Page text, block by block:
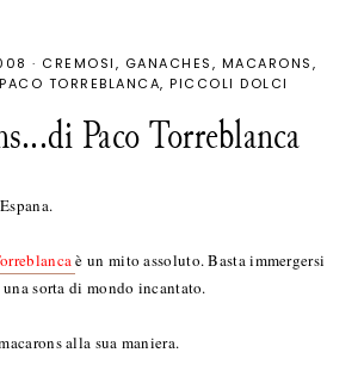
· CREMOSI GANACHES
MACARONS
PACO TORREBLANCA PICCOLI DOLCI
Paco Torreblanca
è un mito assoluto. Basta immergersi
sorta di mondo incantato.
alla sua maniera.